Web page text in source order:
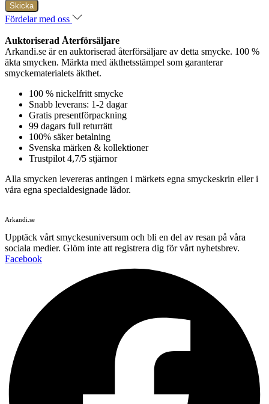
Fördelar med oss
Auktoriserad Återförsäljare
Arkandi.se är en auktoriserad återförsäljare av detta smycke. 100 %
äkta smycken. Märkta med äkthetsstämpel som garanterar
smyckematerialets äkthet.
100 % nickelfritt smycke
Snabb leverans: 1-2 dagar
Gratis presentförpackning
99 dagars full returrätt
100% säker betalning
Svenska märken & kollektioner
Trustpilot 4,7/5 stjärnor
Alla smycken levereras antingen i märkets egna smyckeskrin eller i
våra egna specialdesignade lådor.
Arkandi.se
Upptäck vårt smyckesuniversum och bli en del av resan på våra
sociala medier. Glöm inte att registrera dig för vårt nyhetsbrev.
Facebook